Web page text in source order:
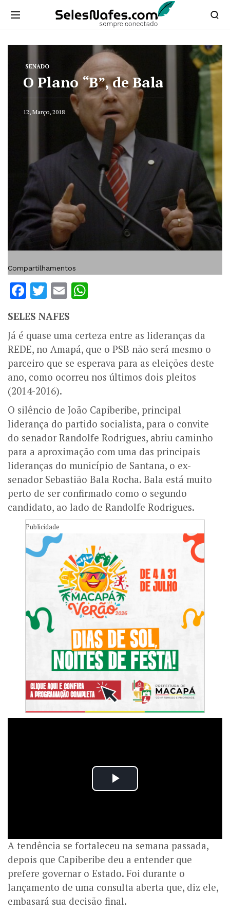
SENADO
O Plano “B”, de Bala
12, Março, 2018
Compartilhamentos
Facebook
Twitter
Email
SELES NAFES
Já é quase uma certeza entre as lideranças da
REDE, no Amapá, que o PSB não será mesmo o
parceiro que se esperava para as eleições deste
ano, como ocorreu nos últimos dois pleitos
(2014-2016).
O silêncio de João Capiberibe, principal
liderança do partido socialista, para o convite
do senador Randolfe Rodrigues, abriu caminho
para a aproximação com uma das principais
lideranças do município de Santana, o ex-
senador Sebastião Bala Rocha. Bala está muito
perto de ser confirmado como o segundo
candidato, ao lado de Randolfe Rodrigues.
Publicidade
A tendência se fortaleceu na semana passada,
depois que Capiberibe deu a entender que
prefere governar o Estado. Foi durante o
lançamento de uma consulta aberta que, diz ele,
embasará sua decisão final.